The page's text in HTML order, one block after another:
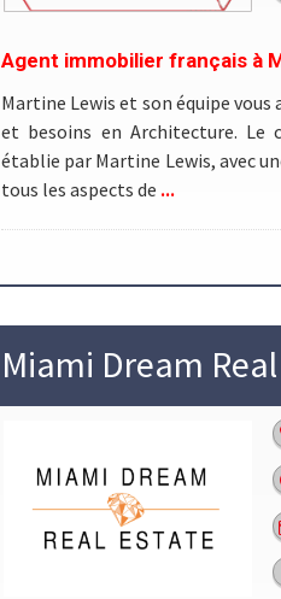
Agent immobilier français à
Martine Lewis et son équipe
et besoins en Architecture. Le
établie par Martine Lewis, avec
tous les aspects de ...
Miami Dream